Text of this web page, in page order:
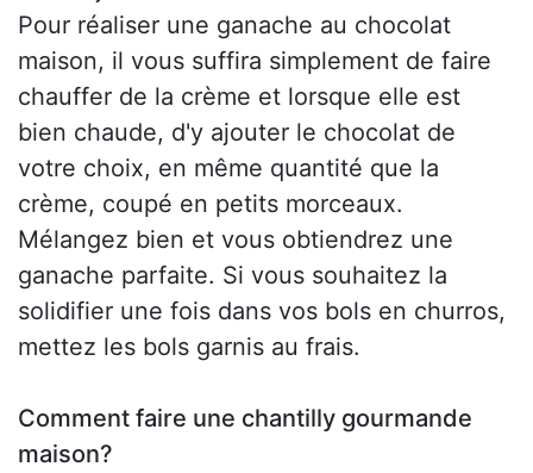
Pour réaliser une ganache au chocolat
maison, il vous suffira simplement de faire
chauffer de la crème et lorsque elle est
bien chaude, d'y ajouter le chocolat de
votre choix, en même quantité que la
crème, coupé en petits morceaux.
Mélangez bien et vous obtiendrez une
ganache parfaite. Si vous souhaitez la
solidifier une fois dans vos bols en churros,
mettez les bols garnis au frais.
Comment faire une chantilly gourmande
maison?